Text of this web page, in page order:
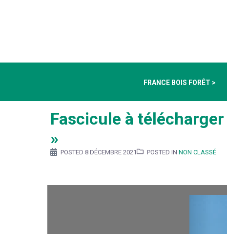
FRANCE BOIS FORÊT >
Fascicule à
»
POSTED 8 DÉCEMBRE 2021 POSTED IN NON CLASSÉ